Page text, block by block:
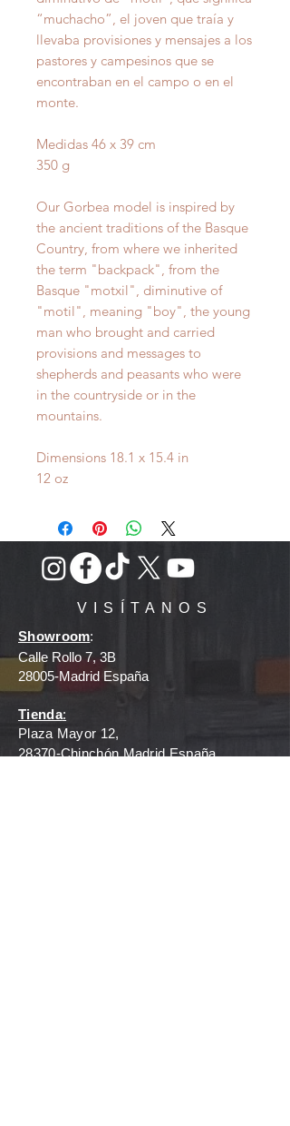
“muchacho”, el joven que traía y
llevaba provisiones y mensajes a los
pastores y campesinos que se
encontraban en el campo o en el
monte.
Medidas 46 x 39 cm
350 g
Our Gorbea model is inspired by
the ancient traditions of the Basque
Country, from where we inherited
the term "backpack", from the
Basque "motxil", diminutive of
"motil", meaning "boy", the young
man who brought and carried
provisions and messages to
shepherds and peasants who were
in the countryside or in the
mountains.
Dimensions 18.1 x 15.4 in
12 oz
VISÍTANOS
Showroom:
Calle Rollo 7, 3B
28005-Madrid España
Tienda:
Plaza Mayor 12,
28370-Chinchón Madrid España